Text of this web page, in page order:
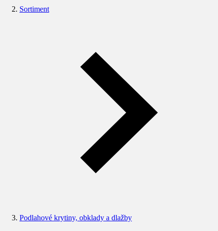
Sortiment
Podlahové krytiny, obklady a dlažby